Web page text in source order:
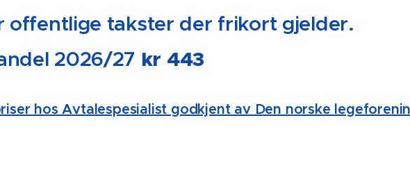
offentlige takster der frikort gjelder.
2026/27 kr 443
hos Avtalespesialist godkjent av Den norske